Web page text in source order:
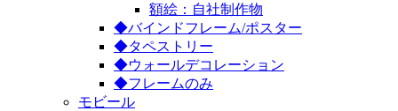
額絵：自社制作物
◆バインドフレーム/ポスター
◆タペストリー
◆ウォールデコレーション
◆フレームのみ
モビール